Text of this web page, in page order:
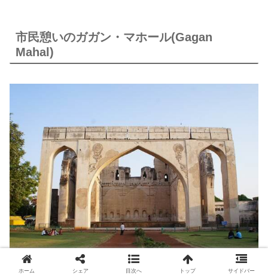
市民憩いのガガン・マホール(Gagan
Mahal)
ホーム シェア 目次へ トップ サイドバー